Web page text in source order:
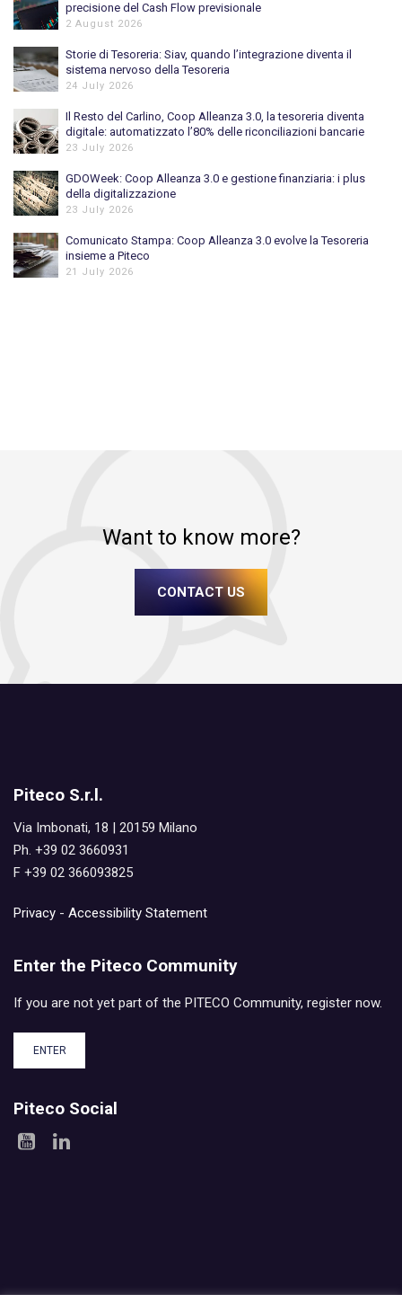
precisione del Cash Flow previsionale
2 August 2026
Storie di Tesoreria: Siav, quando l’integrazione diventa il
sistema nervoso della Tesoreria
24 July 2026
Il Resto del Carlino, Coop Alleanza 3.0, la tesoreria diventa
digitale: automatizzato l’80% delle riconciliazioni bancarie
23 July 2026
GDOWeek: Coop Alleanza 3.0 e gestione finanziaria: i plus
della digitalizzazione
23 July 2026
Comunicato Stampa: Coop Alleanza 3.0 evolve la Tesoreria
insieme a Piteco
21 July 2026
Want to know more?
CONTACT US
Piteco S.r.l.
Via Imbonati, 18 | 20159 Milano
Ph. +39 02 3660931
F +39 02 366093825
Privacy - Accessibility Statement
Enter the Piteco Community
If you are not yet part of the PITECO Community, register now.
ENTER
Piteco Social